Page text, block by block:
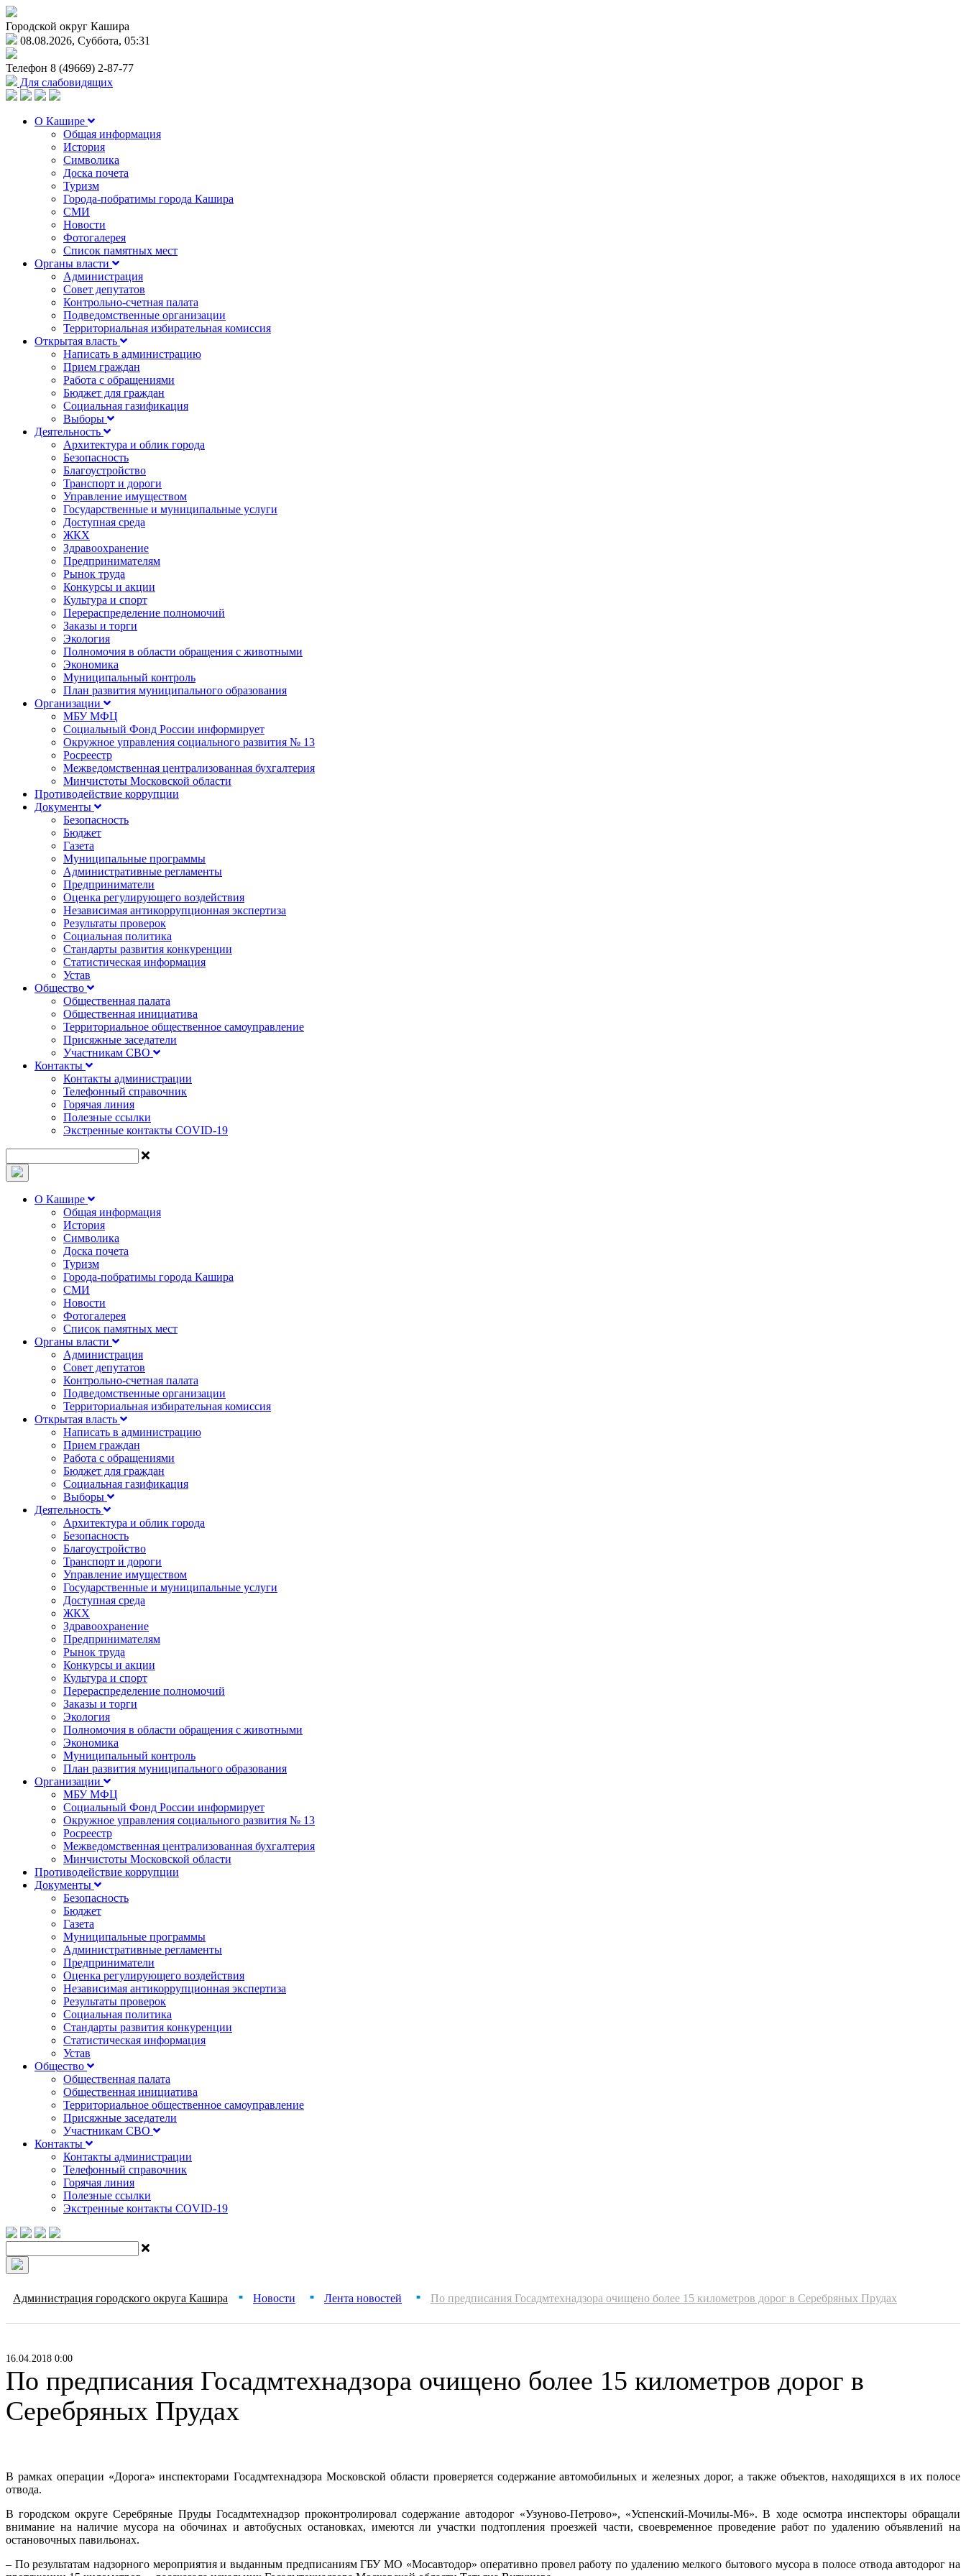
Городской округ Кашира
08.08.2026, Суббота, 05:31
Телефон 8 (49669) 2-87-77
Для слабовидящих
О Кашире
Общая информация
История
Символика
Доска почета
Туризм
Города-побратимы города Кашира
СМИ
Новости
Фотогалерея
Список памятных мест
Органы власти
Администрация
Совет депутатов
Контрольно-счетная палата
Подведомственные организации
Территориальная избирательная комиссия
Открытая власть
Написать в администрацию
Прием граждан
Работа с обращениями
Бюджет для граждан
Социальная газификация
Выборы
Деятельность
Архитектура и облик города
Безопасность
Благоустройство
Транспорт и дороги
Управление имуществом
Государственные и муниципальные услуги
Доступная среда
ЖКХ
Здравоохранение
Предпринимателям
Рынок труда
Конкурсы и акции
Культура и спорт
Перераспределение полномочий
Заказы и торги
Экология
Полномочия в области обращения с животными
Экономика
Муниципальный контроль
План развития муниципального образования
Организации
МБУ МФЦ
Социальный Фонд России информирует
Окружное управления социального развития № 13
Росреестр
Межведомственная централизованная бухгалтерия
Минчистоты Московской области
Противодействие коррупции
Документы
Безопасность
Бюджет
Газета
Муниципальные программы
Административные регламенты
Предприниматели
Оценка регулирующего воздействия
Независимая антикоррупционная экспертиза
Результаты проверок
Социальная политика
Стандарты развития конкуренции
Статистическая информация
Устав
Общество
Общественная палата
Общественная инициатива
Территориальное общественное самоуправление
Присяжные заседатели
Участникам СВО
Контакты
Контакты администрации
Телефонный справочник
Горячая линия
Полезные ссылки
Экстренные контакты COVID-19
О Кашире
Общая информация
История
Символика
Доска почета
Туризм
Города-побратимы города Кашира
СМИ
Новости
Фотогалерея
Список памятных мест
Органы власти
Администрация
Совет депутатов
Контрольно-счетная палата
Подведомственные организации
Территориальная избирательная комиссия
Открытая власть
Написать в администрацию
Прием граждан
Работа с обращениями
Бюджет для граждан
Социальная газификация
Выборы
Деятельность
Архитектура и облик города
Безопасность
Благоустройство
Транспорт и дороги
Управление имуществом
Государственные и муниципальные услуги
Доступная среда
ЖКХ
Здравоохранение
Предпринимателям
Рынок труда
Конкурсы и акции
Культура и спорт
Перераспределение полномочий
Заказы и торги
Экология
Полномочия в области обращения с животными
Экономика
Муниципальный контроль
План развития муниципального образования
Организации
МБУ МФЦ
Социальный Фонд России информирует
Окружное управления социального развития № 13
Росреестр
Межведомственная централизованная бухгалтерия
Минчистоты Московской области
Противодействие коррупции
Документы
Безопасность
Бюджет
Газета
Муниципальные программы
Административные регламенты
Предприниматели
Оценка регулирующего воздействия
Независимая антикоррупционная экспертиза
Результаты проверок
Социальная политика
Стандарты развития конкуренции
Статистическая информация
Устав
Общество
Общественная палата
Общественная инициатива
Территориальное общественное самоуправление
Присяжные заседатели
Участникам СВО
Контакты
Контакты администрации
Телефонный справочник
Горячая линия
Полезные ссылки
Экстренные контакты COVID-19
Администрация городского округа Кашира ■ Новости ■ Лента новостей ■ По предписания Госадмтехнадзора очищено более 15 километров дорог в Серебряных Прудах
16.04.2018 0:00
По предписания Госадмтехнадзора очищено более 15 километров дорог в
Серебряных Прудах
В рамках операции «Дорога» инспекторами Госадмтехнадзора Московской области проверяется содержание автомобильных и железных дорог, а также объектов, находящихся в их полосе
отвода.
В городском округе Серебряные Пруды Госадмтехнадзор проконтролировал содержание автодорог «Узуново-Петрово», «Успенский-Мочилы-М6». В ходе осмотра инспекторы обращали
внимание на наличие мусора на обочинах и автобусных остановках, имеются ли участки подтопления проезжей части, своевременное проведение работ по удалению объявлений на
остановочных павильонах.
– По результатам надзорного мероприятия и выданным предписаниям ГБУ МО «Мосавтодор» оперативно провел работу по удалению мелкого бытового мусора в полосе отвода автодорог на